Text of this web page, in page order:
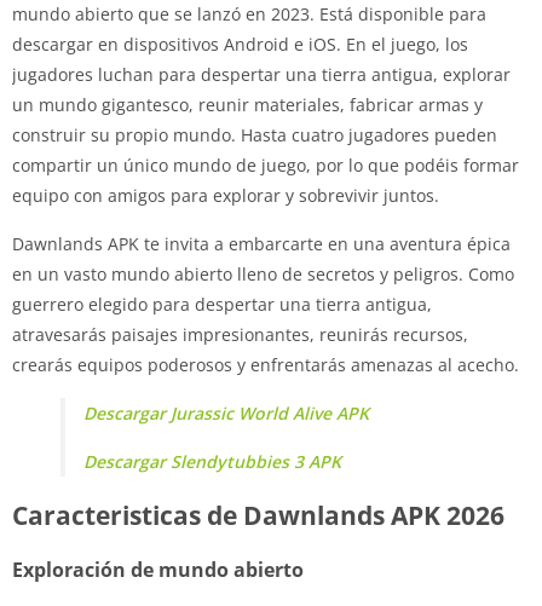
mundo abierto que se lanzó en 2023. Está disponible para
descargar en dispositivos Android e iOS. En el juego, los
jugadores luchan para despertar una tierra antigua, explorar
un mundo gigantesco, reunir materiales, fabricar armas y
construir su propio mundo. Hasta cuatro jugadores pueden
compartir un único mundo de juego, por lo que podéis formar
equipo con amigos para explorar y sobrevivir juntos.
Dawnlands APK te invita a embarcarte en una aventura épica
en un vasto mundo abierto lleno de secretos y peligros. Como
guerrero elegido para despertar una tierra antigua,
atravesarás paisajes impresionantes, reunirás recursos,
crearás equipos poderosos y enfrentarás amenazas al acecho.
Descargar Jurassic World Alive APK
Descargar Slendytubbies 3 APK
Caracteristicas de Dawnlands APK 2026
Exploración de mundo abierto